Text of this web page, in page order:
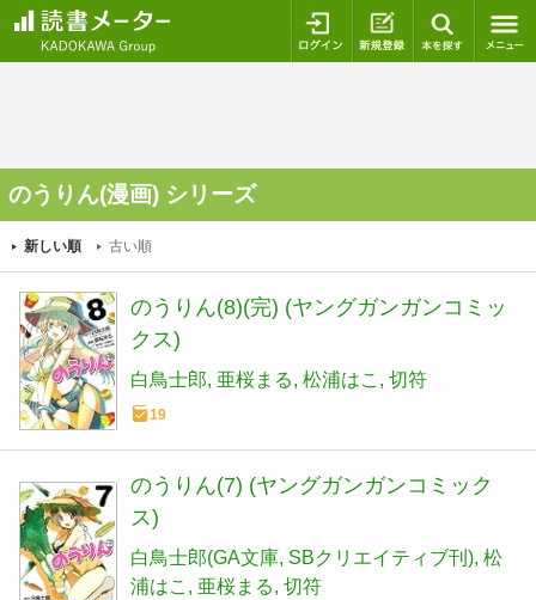
ログイン 新規登録
のうりん(漫画) シリーズ
新しい順 古い順
のうりん(8)(完) (ヤングガンガンコミッ
クス)
白鳥士郎 亜桜まる 松浦はこ 切符
19
のうりん(7) (ヤングガンガンコミック
ス)
白鳥士郎(GA文庫 SBクリエイティブ刊) 松
浦はこ
亜桜まる 切符